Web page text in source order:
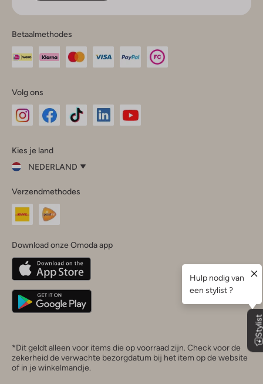
Betaalmethodes
Volg ons
InstagramFacebook
Kies je land
NEDERLAND
je
land
Nederland
Belgique(Français)
Deutschland
Verzendmethodes
Download onze Omoda app
*Dit geldt alleen voor items die op voorraad zijn. Check voor de
zekerheid de verwachte bezorgdatum bij het item op de website
of in je winkelmandje.